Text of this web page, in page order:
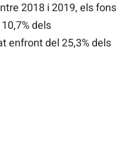
2018 i 2019, els fons
dels
enfront del 25,3% dels